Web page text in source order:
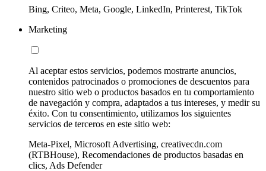
Bing, Criteo, Meta, Google, LinkedIn, Printerest, TikTok
Marketing
Al aceptar estos servicios, podemos mostrarte anuncios,
contenidos patrocinados o promociones de descuentos para
nuestro sitio web o productos basados en tu comportamiento
de navegación y compra, adaptados a tus intereses, y medir su
éxito. Con tu consentimiento, utilizamos los siguientes
servicios de terceros en este sitio web:
Meta-Pixel, Microsoft Advertising, creativecdn.com
(RTBHouse), Recomendaciones de productos basadas en
clics, Ads Defender